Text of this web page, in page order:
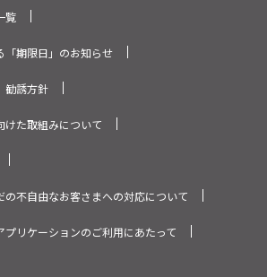
覧
「期限日」のお知らせ
勧誘方針
けた取組みについて
の不自由なお客さまへの対応について
リケーションのご利用にあたって